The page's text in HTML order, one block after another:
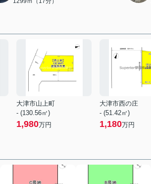
大津市山上町
- (130.56㎡)
1,980万円
大津市西の庄
- (51.42㎡)
1,180万円